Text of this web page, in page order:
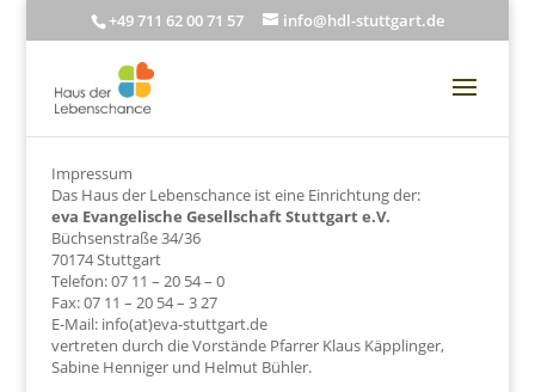
+49 711 62 00 71 57 info@hdl-stuttgart.de
Impressum
Das Haus der Lebenschance ist eine Einrichtung der:
eva Evangelische Gesellschaft Stuttgart e.V.
Büchsenstraße 34/36
70174 Stuttgart
Telefon: 07 11 – 20 54 – 0
Fax: 07 11 – 20 54 – 3 27
E-Mail: info(at)eva-stuttgart.de
vertreten durch die Vorstände Pfarrer Klaus Käpplinger,
Sabine Henniger und Helmut Bühler.